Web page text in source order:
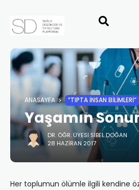
ANASAYFA ”TIPTA İNSAN BILIMLERI”
Yaşamın
DR. ÖĞR. ÜYESI SIBEL DOĞAN
28 HAZIRAN 2017
Her toplumun ölümle ilgili kendine